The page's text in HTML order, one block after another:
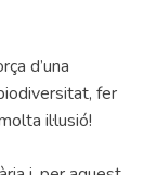
d’una
fer
il·lusió!